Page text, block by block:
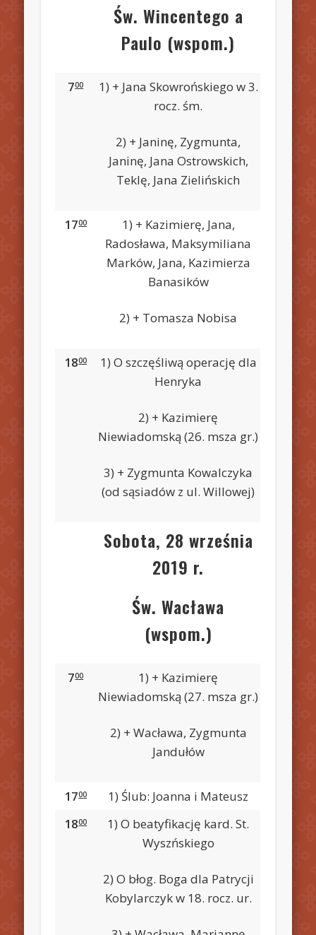
Św. Wincentego a
Paulo (wspom.)
700
1) + Jana Skowrońskiego w 3.
rocz. śm.
2) + Janinę, Zygmunta,
Janinę, Jana Ostrowskich,
Teklę, Jana Zielińskich
1700
1) + Kazimierę, Jana,
Radosława, Maksymiliana
Marków, Jana, Kazimierza
Banasików
2) + Tomasza Nobisa
1800
1) O szczęśliwą operację dla
Henryka
2) + Kazimierę
Niewiadomską (26. msza gr.)
3) + Zygmunta Kowalczyka
(od sąsiadów z ul. Willowej)
Sobota, 28 września
2019 r.
Św. Wacława
(wspom.)
700
1) + Kazimierę
Niewiadomską (27. msza gr.)
2) + Wacława, Zygmunta
Jandułów
1700
1) Ślub: Joanna i Mateusz
1800
1) O beatyfikację kard. St.
Wyszńskiego
2) O błog. Boga dla Patrycji
Kobylarczyk w 18. rocz. ur.